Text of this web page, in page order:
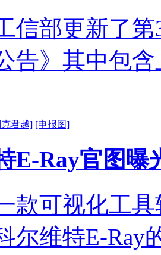
信部更新了
告》其中包
君越] [申报图]
E-Ray官图曝
款可视化工
尔维特E-Ray